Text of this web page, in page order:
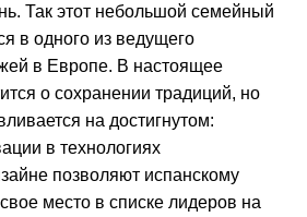
Так этот небольшой семейный
в одного из ведущего
в Европе. В настоящее
о сохранении традиций, но
на достигнутом:
в технологиях
позволяют испанскому
место в списке лидеров на